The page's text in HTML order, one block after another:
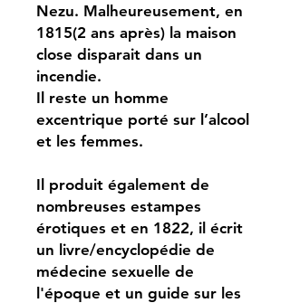
Nezu. Malheureusement, en
1815(2 ans après) la maison
close disparait dans un
incendie.
Il reste un homme
excentrique porté sur l’alcool
et les femmes.
Il produit également de
nombreuses estampes
érotiques et en 1822, il écrit
un livre/encyclopédie de
médecine sexuelle de
l'époque et un guide sur les